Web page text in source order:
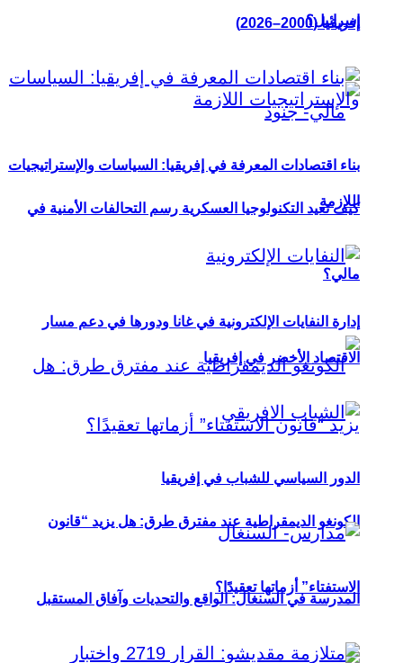
إسرائيل؟
كيف تعيد التكنولوجيا العسكرية رسم التحالفات الأمنية في
مالي؟
الكونغو الديمقراطية عند مفترق طرق: هل يزيد “قانون
الاستفتاء” أزماتها تعقيدًا؟
إفريقيا (2000–2026)
بناء اقتصادات المعرفة في إفريقيا: السياسات والإستراتيجيات
اللازمة
إدارة النفايات الإلكترونية في غانا ودورها في دعم مسار
الاقتصاد الأخضر في إفريقيا
الدور السياسي للشباب في إفريقيا
المدرسة في السنغال: الواقع والتحديات وآفاق المستقبل